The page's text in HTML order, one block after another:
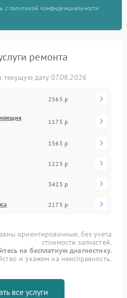
с политикой конфиденциальности
ремонта
текущую дату 07.08.2026
2565 р
1175 р
1565 р
1225 р
3425 р
2175 р
ориентировочные, без учета
стоимости запчастей.
на бесплатную диагностику.
и укажем на неисправность.
все услуги